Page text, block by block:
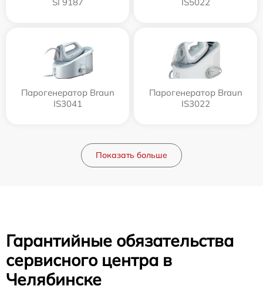
Парогенератор Braun
IS3041
Парогенератор Braun
IS3022
Показать больше
Гарантийные обязательства
сервисного центра в
Челябинске